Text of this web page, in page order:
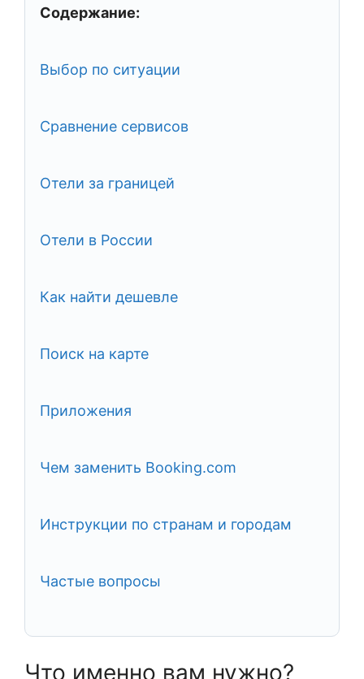
Содержание:
Выбор по ситуации
Сравнение сервисов
Отели за границей
Отели в России
Как найти дешевле
Поиск на карте
Приложения
Чем заменить Booking.com
Инструкции по странам и городам
Частые вопросы
Что именно вам нужно?